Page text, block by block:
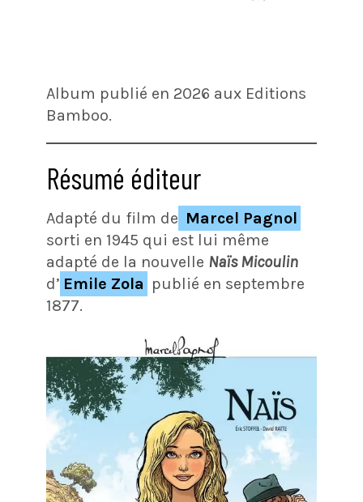
Album publié en 2026 aux Editions
Bamboo.
Résumé éditeur
Adapté du film de Marcel Pagnol
sorti en 1945 qui est lui même
adapté de la nouvelle Naïs Micoulin
d’ Emile Zola publié en septembre
1877.